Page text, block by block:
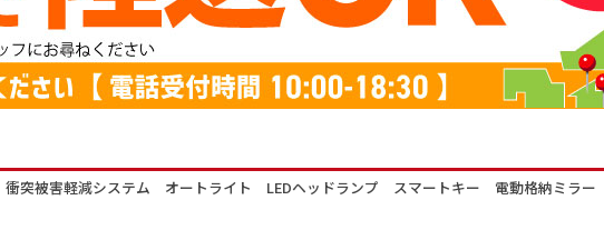
被害軽減システム オートライト LEDヘッドランプ スマートキー 電動格納ミラ